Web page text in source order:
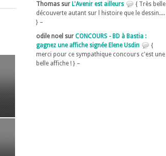
Thomas sur L'Avenir est ailleurs
{ Très belle
découverte autant sur l histoire que le dessin....
} –
odile noel sur CONCOURS - BD à Bastia :
gagnez une affiche signée Elene Usdin
{
merci pour ce sympathique concours c'est une
belle affiche ! } –